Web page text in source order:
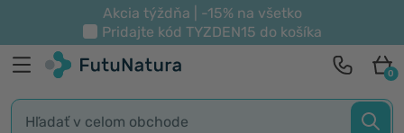
Akcia týždňa | -15% na všetko
Pridajte kód TYZDEN15 do košíka
0